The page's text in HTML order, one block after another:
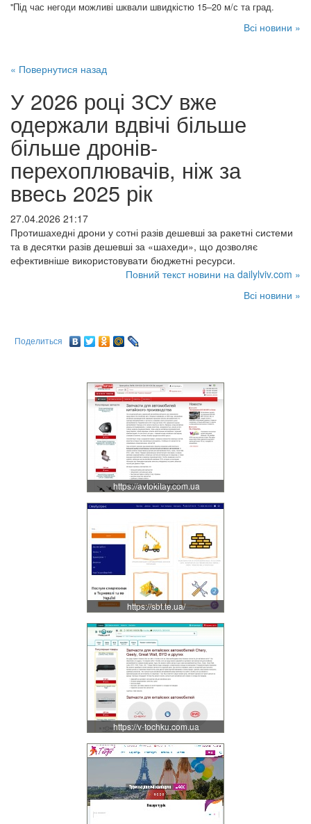
"Під час негоди можливі шквали швидкістю 15–20 м/с та град.
Всі новини »
« Повернутися назад
У 2026 році ЗСУ вже
одержали вдвічі більше
більше дронів-
перехоплювачів, ніж за
ввесь 2025 рік
27.04.2026 21:17
Протишахедні дрони у сотні разів дешевші за ракетні системи
та в десятки разів дешевші за «шахеди», що дозволяє
ефективніше використовувати бюджетні ресурси.
Повний текст новини на dailylviv.com »
Всі новини »
Поделиться
https://avtokitay.com.ua
https://sbt.te.ua/
https://v-tochku.com.ua